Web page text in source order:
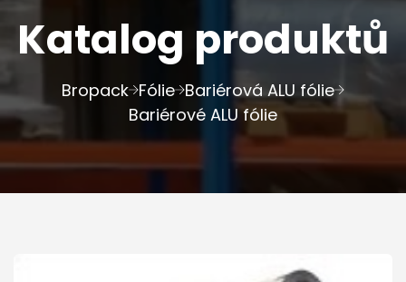
Katalog produktů
Bropack Fólie Bariérová ALU fólie
Bariérové ALU fólie